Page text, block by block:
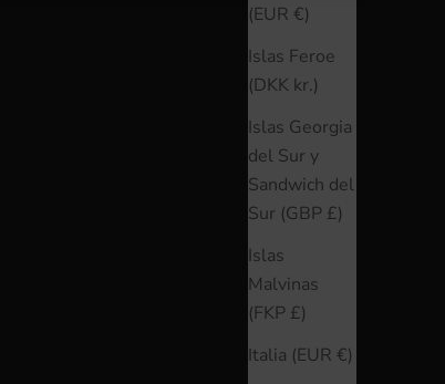
(EUR €)
Islas Feroe
(DKK kr.)
Islas Georgia
del Sur y
Sandwich del
Sur (GBP £)
Islas
Malvinas
(FKP £)
Italia (EUR €)